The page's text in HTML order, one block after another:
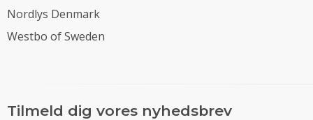
Nordlys Denmark
Westbo of Sweden
Tilmeld dig vores nyhedsbrev